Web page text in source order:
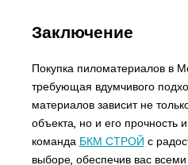
Заключение
Покупка пиломатериалов в
требующая вдумчивого
материалов зависит не
объекта, но и его прочность
команда БКМ СТРОЙ с
выборе, обеспечив вас